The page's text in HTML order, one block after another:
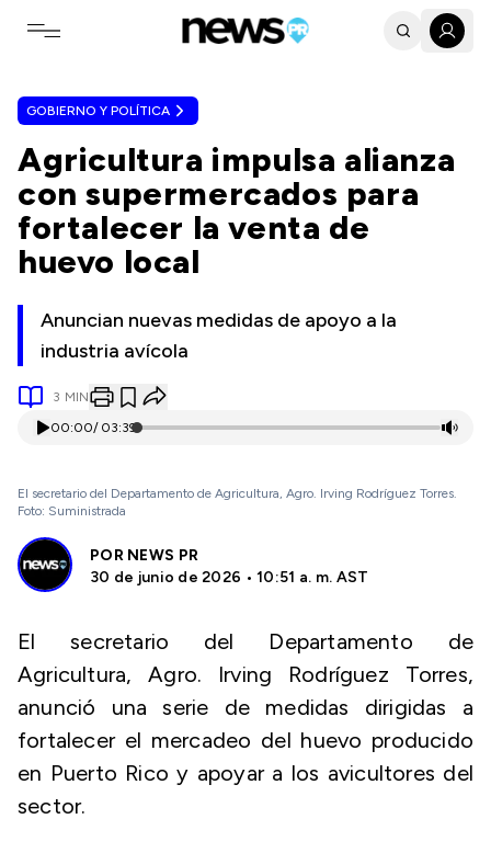
Toggle navigation menu
GOBIERNO Y POLÍTICA
Agricultura impulsa alianza
con supermercados para
fortalecer la venta de
huevo local
Anuncian nuevas medidas de apoyo a la
industria avícola
3 MIN
00:00/ 03:39
El secretario del Departamento de Agricultura, Agro. Irving Rodríguez Torres.
Foto: Suministrada
POR NEWS PR
30 de junio de 2026 • 10:51 a. m. AST
El secretario del Departamento de
Agricultura, Agro. Irving Rodríguez Torres,
anunció una serie de medidas dirigidas a
fortalecer el mercadeo del huevo producido
en Puerto Rico y apoyar a los avicultores del
sector.